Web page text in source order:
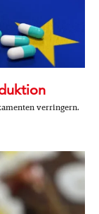
verringern.